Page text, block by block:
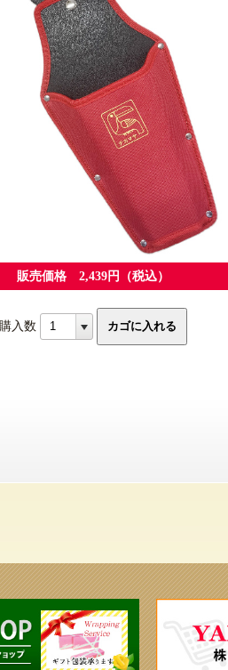
販売価格 2,439円（税込）
購入数